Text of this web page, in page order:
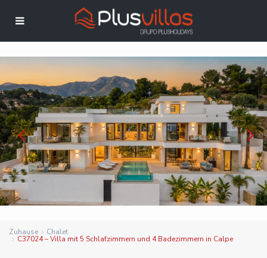
Zuhause Chalet
C37024 – Villa mit 5 Schlafzimmern und 4 Badezimmern in Calpe